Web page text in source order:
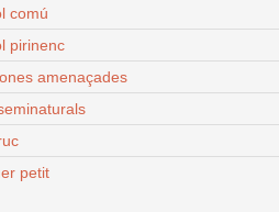
comú
pirinenc
amenaçades
petit